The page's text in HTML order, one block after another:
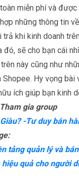
miễn phí và
những thông tin
trả khi kinh doanh
đó, sẽ cho bạn cái
này cũng như
Hy vọng bài
ích giúp bạn kinh
Tham gia group
-Tư duy bán
tảng quản lý và
quả cho người